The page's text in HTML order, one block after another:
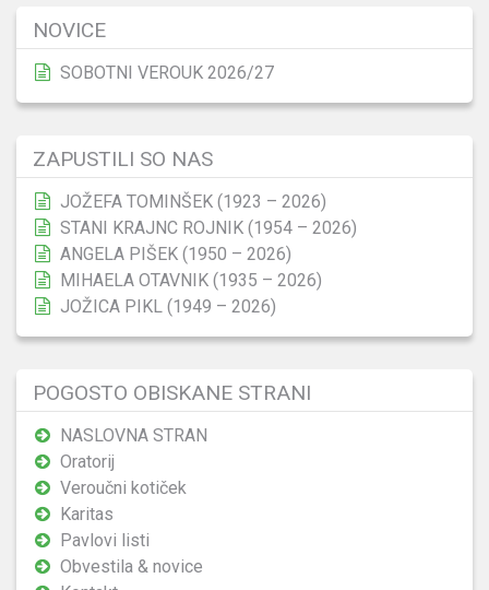
NOVICE
SOBOTNI VEROUK 2026/27
ZAPUSTILI SO NAS
JOŽEFA TOMINŠEK (1923 – 2026)
STANI KRAJNC ROJNIK (1954 – 2026)
ANGELA PIŠEK (1950 – 2026)
MIHAELA OTAVNIK (1935 – 2026)
JOŽICA PIKL (1949 – 2026)
POGOSTO OBISKANE STRANI
NASLOVNA STRAN
Oratorij
Veroučni kotiček
Karitas
Pavlovi listi
Obvestila & novice